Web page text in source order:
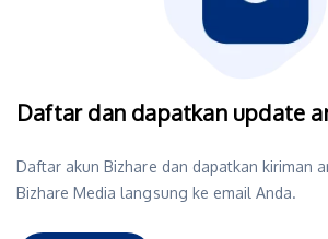
Daftar dan dapatkan update
Daftar akun Bizhare dan dapatkan kiriman
Bizhare Media langsung ke email Anda.